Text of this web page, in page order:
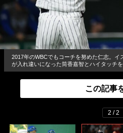
2017年のWBCでもコーチを努めた仁志。
が入れ違いになった筒香嘉智とハイタッチ
この記事
2 / 2